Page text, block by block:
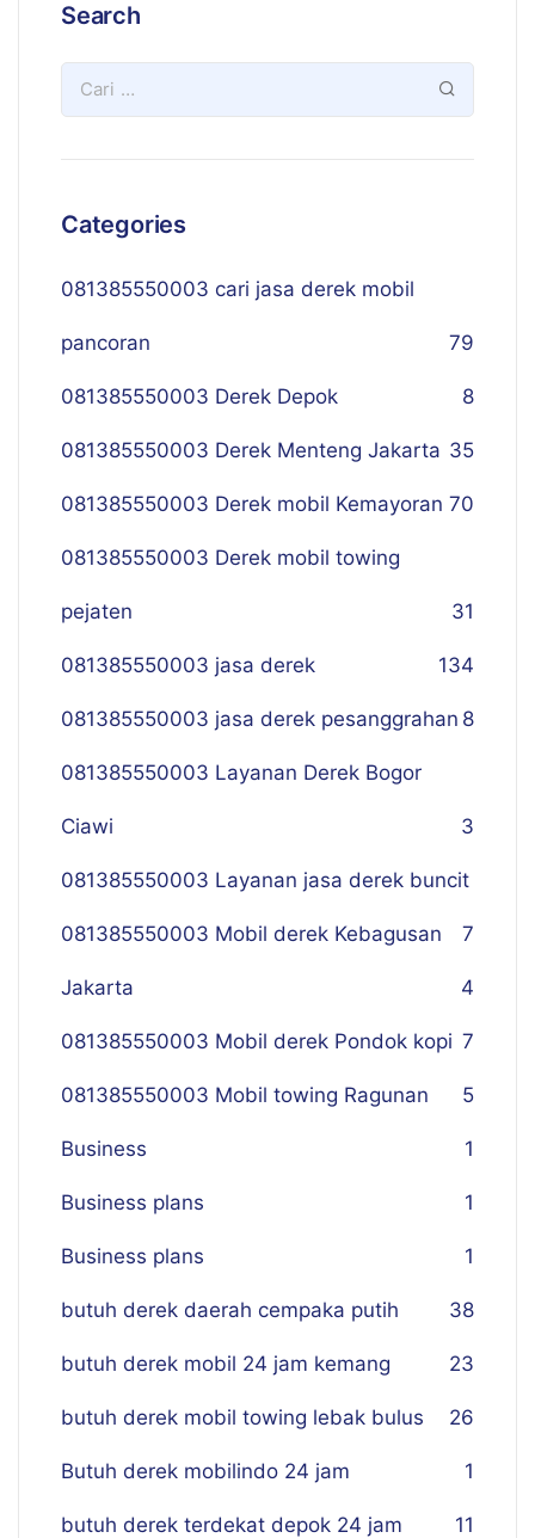
Search
Categories
081385550003 cari jasa derek mobil
pancoran 79
081385550003 Derek Depok 8
081385550003 Derek Menteng Jakarta 35
081385550003 Derek mobil Kemayoran 70
081385550003 Derek mobil towing
pejaten 31
081385550003 jasa derek 134
081385550003 jasa derek pesanggrahan 8
081385550003 Layanan Derek Bogor
Ciawi 3
081385550003 Layanan jasa derek buncit
7
081385550003 Mobil derek Kebagusan
Jakarta 4
081385550003 Mobil derek Pondok kopi 7
081385550003 Mobil towing Ragunan 5
Business 1
Business plans 1
Business plans 1
butuh derek daerah cempaka putih 38
butuh derek mobil 24 jam kemang 23
butuh derek mobil towing lebak bulus 26
Butuh derek mobilindo 24 jam 1
butuh derek terdekat depok 24 jam 11